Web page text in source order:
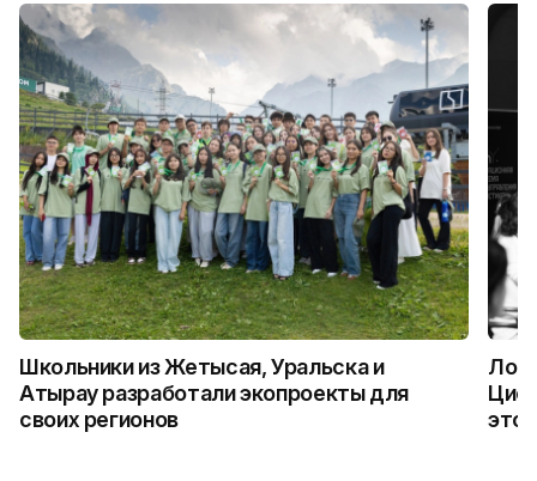
Школьники из Жетысая, Уральска и
Атырау разработали экопроекты для
своих регионов
это